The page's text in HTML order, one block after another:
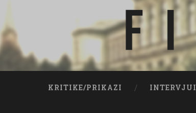
content
Search
Filozof iz Osijeka
KRITIKE/PRIKAZI INTERVJUI